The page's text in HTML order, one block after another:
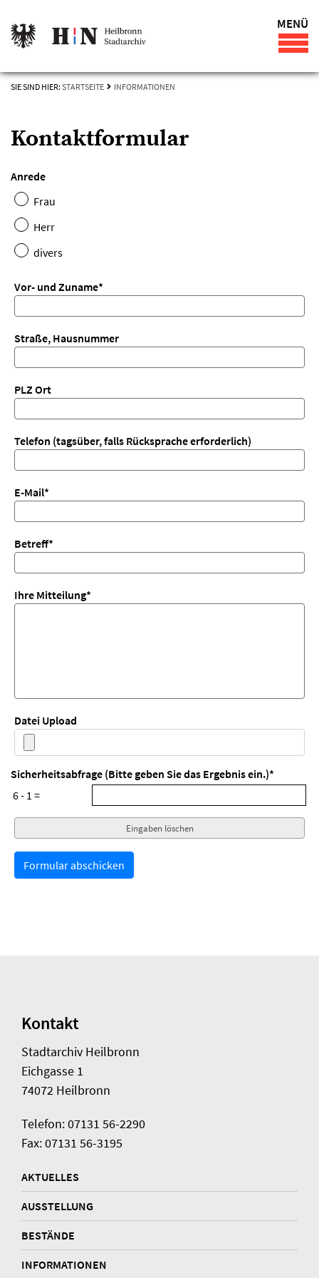
MENÜ
SIE SIND HIER: STARTSEITE INFORMATIONEN
Kontaktformular
Anrede
Frau
Herr
divers
Vor- und Zuname*
Straße, Hausnummer
PLZ Ort
Telefon (tagsüber, falls Rücksprache erforderlich)
E-Mail*
Betreff*
Ihre Mitteilung*
Datei Upload
Sicherheitsabfrage (Bitte geben Sie das Ergebnis ein.)*
6 - 1 =
Kontakt
Stadtarchiv Heilbronn
Eichgasse 1
74072 Heilbronn
Telefon: 07131 56-2290
Fax: 07131 56-3195
AKTUELLES
AUSSTELLUNG
BESTÄNDE
INFORMATIONEN